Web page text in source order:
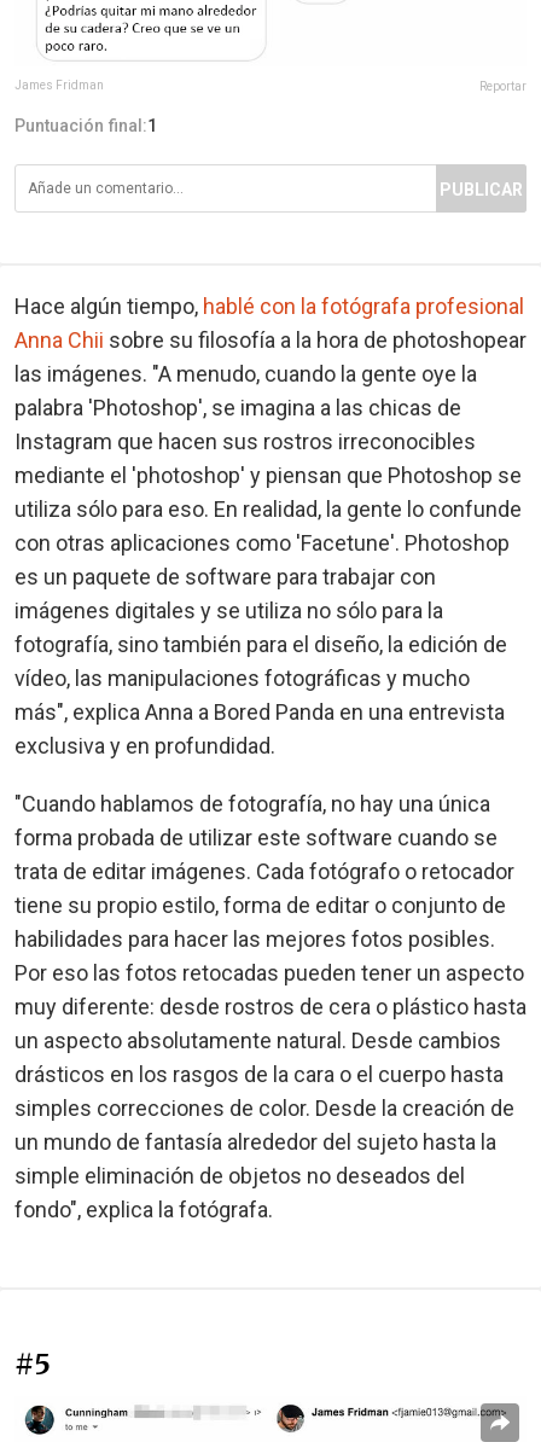
James Fridman Reportar
Puntuación final:1
PUBLICAR
Hace algún tiempo, hablé con la fotógrafa profesional
Anna Chii sobre su filosofía a la hora de photoshopear
las imágenes. "A menudo, cuando la gente oye la
palabra 'Photoshop', se imagina a las chicas de
Instagram que hacen sus rostros irreconocibles
mediante el 'photoshop' y piensan que Photoshop se
utiliza sólo para eso. En realidad, la gente lo confunde
con otras aplicaciones como 'Facetune'. Photoshop
es un paquete de software para trabajar con
imágenes digitales y se utiliza no sólo para la
fotografía, sino también para el diseño, la edición de
vídeo, las manipulaciones fotográficas y mucho
más", explica Anna a Bored Panda en una entrevista
exclusiva y en profundidad.
"Cuando hablamos de fotografía, no hay una única
forma probada de utilizar este software cuando se
trata de editar imágenes. Cada fotógrafo o retocador
tiene su propio estilo, forma de editar o conjunto de
habilidades para hacer las mejores fotos posibles.
Por eso las fotos retocadas pueden tener un aspecto
muy diferente: desde rostros de cera o plástico hasta
un aspecto absolutamente natural. Desde cambios
drásticos en los rasgos de la cara o el cuerpo hasta
simples correcciones de color. Desde la creación de
un mundo de fantasía alrededor del sujeto hasta la
simple eliminación de objetos no deseados del
fondo", explica la fotógrafa.
#5